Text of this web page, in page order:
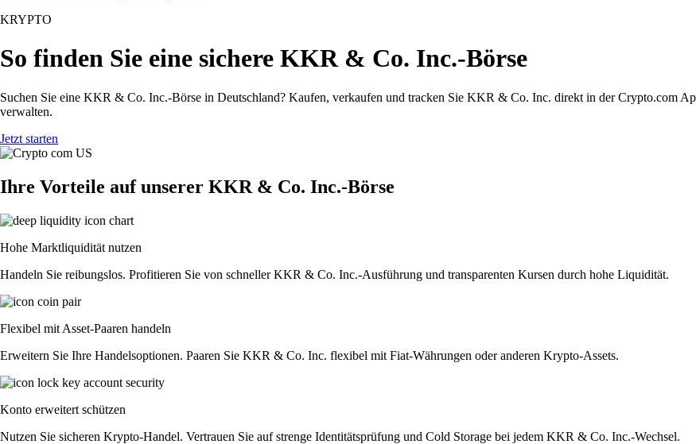
KRYPTO
So finden Sie eine sichere KKR & Co. Inc.-Börse
Suchen Sie eine KKR & Co. Inc.-Börse in Deutschland? Kaufen, verkaufen und tracken Sie KKR & Co. Inc. direkt in der Crypto.com
verwalten.
Jetzt starten
Ihre Vorteile auf unserer KKR & Co. Inc.-Börse
Hohe Marktliquidität nutzen
Handeln Sie reibungslos. Profitieren Sie von schneller KKR & Co. Inc.-Ausführung und transparenten Kursen durch hohe Liquidität.
Flexibel mit Asset-Paaren handeln
Erweitern Sie Ihre Handelsoptionen. Paaren Sie KKR & Co. Inc. flexibel mit Fiat-Währungen oder anderen Krypto-Assets.
Konto erweitert schützen
Nutzen Sie sicheren Krypto-Handel. Vertrauen Sie auf strenge Identitätsprüfung und Cold Storage bei jedem KKR & Co. Inc.-Wechsel.